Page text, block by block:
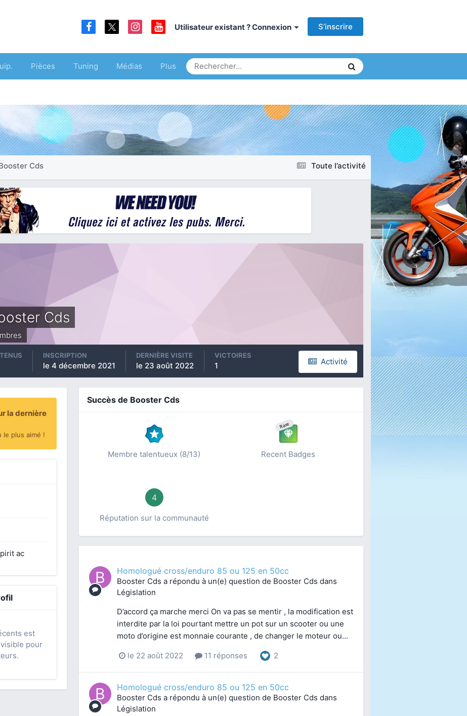
Utilisateur existant ? Connexion S’inscrire
Pièces Tuning Médias Plus
Toute l’activité
Cds
Cds
Activité
INSCRIPTION
le 4 décembre 2021
DERNIÈRE VISITE
le 23 août 2022
VICTOIRES
1
la dernière
le plus aimé !
ac
est
pour
Succès de Booster Cds
Membre talentueux (8/13)
Rare
Recent Badges
4
Réputation sur la communauté
Homologué cross/enduro 85 ou 125 en 50cc
Booster Cds a répondu à un(e) question de Booster Cds dans
Législation
D’accord ça marche merci On va pas se mentir , la modification est
interdite par la loi pourtant mettre un pot sur un scooter ou une
moto d’origine est monnaie courante , de changer le moteur ou...
le 22 août 2022 11 réponses 2
Homologué cross/enduro 85 ou 125 en 50cc
Booster Cds a répondu à un(e) question de Booster Cds dans
Législation